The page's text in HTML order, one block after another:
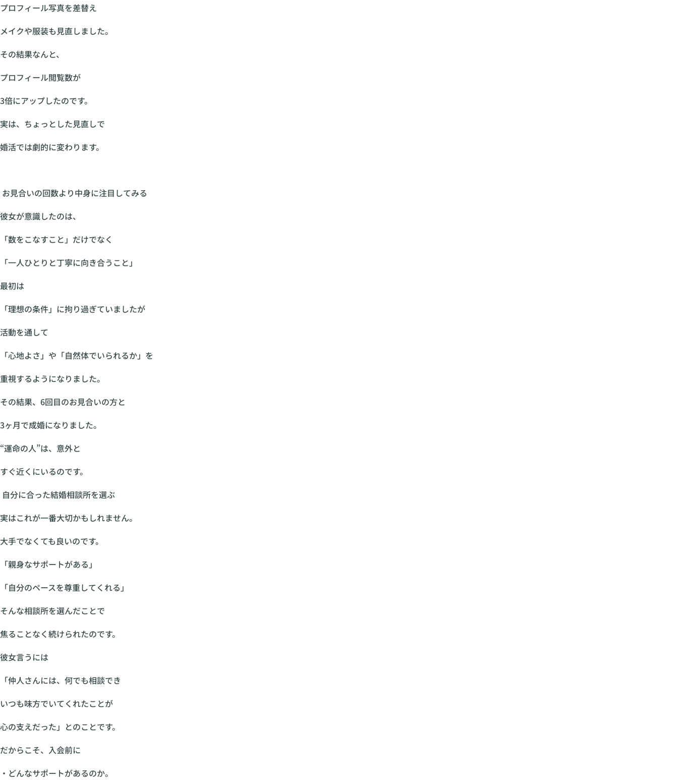
プロフィール写真を差替え
メイクや服装も見直しました。
その結果なんと、
プロフィール閲覧数が
3倍にアップしたのです。
実は、ちょっとした見直しで
婚活では劇的に変わります。
お見合いの回数より中身に注目してみる
彼女が意識したのは、
「数をこなすこと」だけでなく
「一人ひとりと丁寧に向き合うこと」
最初は
「理想の条件」に拘り過ぎていましたが
活動を通して
「心地よさ」や「自然体でいられるか」を
重視するようになりました。
その結果、6回目のお見合いの方と
3ヶ月で成婚になりました。
“運命の人”は、意外と
すぐ近くにいるのです。
自分に合った結婚相談所を選ぶ
実はこれが一番大切かもしれません。
大手でなくても良いのです。
「親身なサポートがある」
「自分のペースを尊重してくれる」
そんな相談所を選んだことで
焦ることなく続けられたのです。
彼女言うには
「仲人さんには、何でも相談でき
いつも味方でいてくれたことが
心の支えだった」とのことです。
だからこそ、入会前に
・どんなサポートがあるのか。